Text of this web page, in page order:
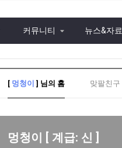
커뮤니티 뉴스&자료
[ 멍청이 ] 님의 홈 맞팔친구
멍청이 [ 계급: 신 ]